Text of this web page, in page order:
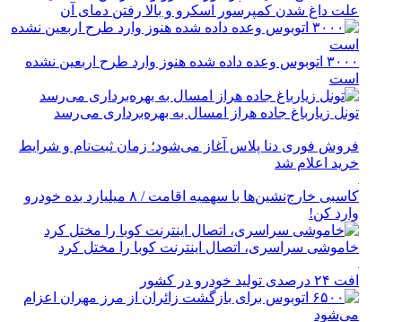
علت داغ شدن کمپرسور اسکرو و بالا رفتن دمای آن
۳۰۰۰ اتوبوس وعده داده شده هنوز وارد طرح اربعین نشده
است
تونل زیارباغ جاده هراز امسال به بهره‌برداری می‌رسد
فروش فوری دنا پلاس آغاز می‌شود؛ زمان ثبت‌نام و شرایط
خرید اعلام شد
کاسبی خارج‌نشین‌ها با سهمیه اقامت / ۸ میلیارد بده خودرو
وارد کن!
خاموشی سراسری، اتصال اینترنت کوبا را مختل کرد
افت ۲۴ درصدی تولید خودرو در کشور